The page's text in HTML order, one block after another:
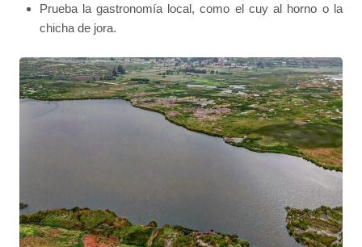
Prueba la gastronomía local, como el cuy al horno o la
chicha de jora.